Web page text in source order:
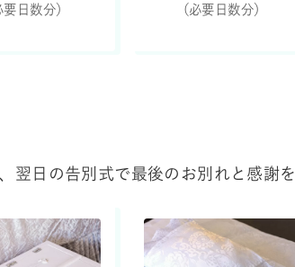
要日数分）
（必要日数分）
翌日の告別式で最後のお別れと感謝